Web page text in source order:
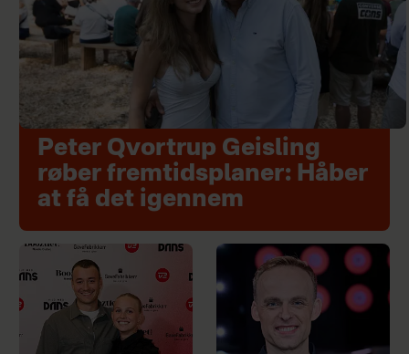
Peter Qvortrup Geisling
røber fremtidsplaner: Håber
at få det igennem